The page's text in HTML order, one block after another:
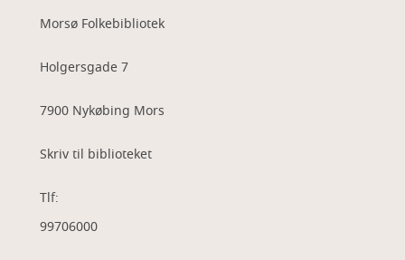
Morsø Folkebibliotek
Holgersgade 7
7900 Nykøbing Mors
Skriv til biblioteket
Tlf:
99706000